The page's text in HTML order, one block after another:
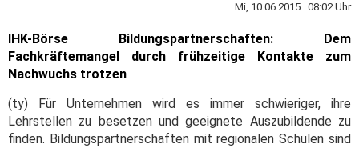
Mi, 10.06.2015 08:02 Uhr
IHK-Börse Bildungspartnerschaften: Dem
Fachkräftemangel durch frühzeitige Kontakte zum
Nachwuchs trotzen
(ty) Für Unternehmen wird es immer schwieriger, ihre
Lehrstellen zu besetzen und geeignete Auszubildende zu
finden. Bildungspartnerschaften mit regionalen Schulen sind